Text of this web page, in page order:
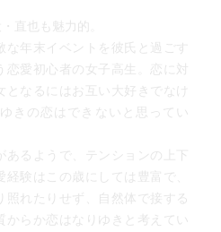
直也も魅力的。
な年末イベントを彼氏と過ごす
愛初心者の女子高生。恋に対
となるにはお互い大好きでなけ
きの恋はできないと思ってい
あるようで、テンションの上下
験はこの歳にしては豊富で、
照れたりせず、自然体で接する
からか恋はなりゆきと考えてい